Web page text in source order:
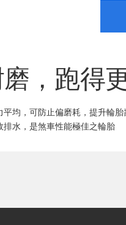
，跑得
均，可防止偏磨耗，提升輪胎
水，是煞車性能極佳之輪胎